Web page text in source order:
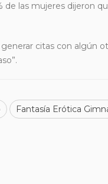
de las mujeres dijeron
citas con algún
Fantasía Erótica